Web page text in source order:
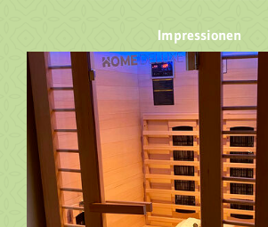
Impressionen